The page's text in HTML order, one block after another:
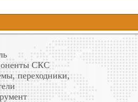
СКС
переходники,